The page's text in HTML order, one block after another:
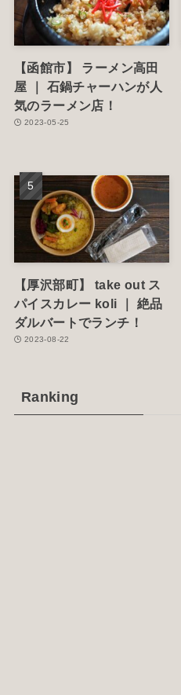
【函館市】 ラーメン高田
屋 ｜ 石鍋チャーハンが人
気のラーメン店！
2023-05-25
【厚沢部町】 take out ス
パイスカレー koli ｜ 絶品
ダルバートでランチ！
2023-08-22
Ranking